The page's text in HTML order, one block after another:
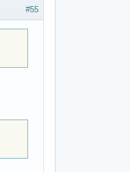
#55